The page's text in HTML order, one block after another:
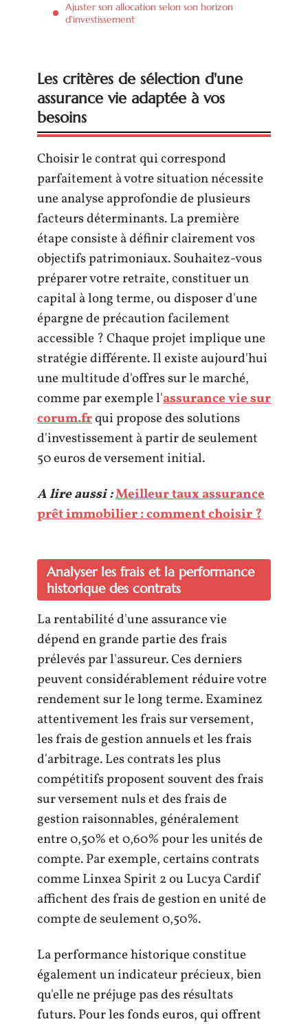
Ajuster son allocation selon son horizon
d'investissement
Les critères de sélection d'une
assurance vie adaptée à vos
besoins
Choisir le contrat qui correspond
parfaitement à votre situation nécessite
une analyse approfondie de plusieurs
facteurs déterminants. La première
étape consiste à définir clairement vos
objectifs patrimoniaux. Souhaitez-vous
préparer votre retraite, constituer un
capital à long terme, ou disposer d'une
épargne de précaution facilement
accessible ? Chaque projet implique une
stratégie différente. Il existe aujourd'hui
une multitude d'offres sur le marché,
comme par exemple l'assurance vie sur
corum.frqui propose des solutions
d'investissement à partir de seulement
50 euros de versement initial.
A lire aussi :Meilleur taux assurance
prêt immobilier : comment choisir ?
Analyser les frais et la performance
historique des contrats
La rentabilité d'une assurance vie
dépend en grande partie des frais
prélevés par l'assureur. Ces derniers
peuvent considérablement réduire votre
rendement sur le long terme. Examinez
attentivement les frais sur versement,
les frais de gestion annuels et les frais
d'arbitrage. Les contrats les plus
compétitifs proposent souvent des frais
sur versement nuls et des frais de
gestion raisonnables, généralement
entre 0,50% et 0,60% pour les unités de
compte. Par exemple, certains contrats
comme Linxea Spirit 2 ou Lucya Cardif
affichent des frais de gestion en unité de
compte de seulement 0,50%.
La performance historique constitue
également un indicateur précieux, bien
qu'elle ne préjuge pas des résultats
futurs. Pour les fonds euros, qui offrent